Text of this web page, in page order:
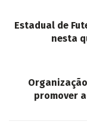
Estadual de
nesta
promover